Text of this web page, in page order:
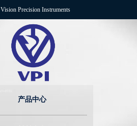
Vision Precision Instruments
产品中心